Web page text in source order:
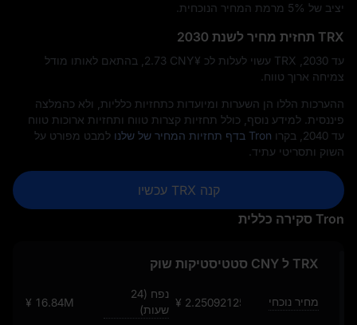
יציב של ‎5%‎ מרמת המחיר הנוכחית.
TRX תחזית מחיר לשנת 2030
עד 2030, TRX עשוי לעלות לכ ¥‎2.73 CNY, בהתאם לאותו מודל
צמיחה ארוך טווח.
ההערכות הללו הן השערות ומיועדות כתחזיות כלליות, ולא כהמלצה
פיננסית. למידע נוסף, כולל תחזיות קצרות טווח ותחזיות ארוכות טווח
עד 2040, בקרו
Tron בדף תחזיות המחיר של שלנו
למבט מפורט על
השוק ותסריטי עתיד.
קנה TRX עכשיו
Tron סקירה כללית
TRX ל CNY סטטיסטיקות שוק
מחיר נוכחי
¥ 2.2509212567928662135
נפח (24
שעות)
¥ 16.84M